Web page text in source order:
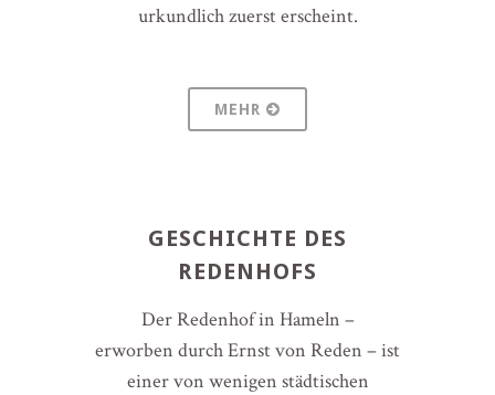
urkundlich zuerst erscheint.
MEHR
GESCHICHTE DES
REDENHOFS
Der Redenhof in Hameln –
erworben durch Ernst von Reden – ist
einer von wenigen städtischen